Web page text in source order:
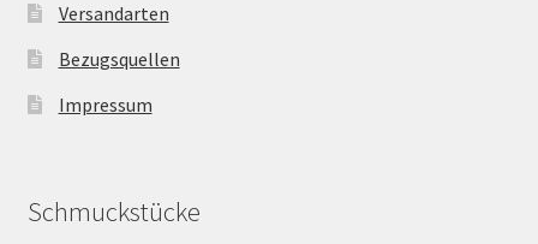
Versandarten
Bezugsquellen
Impressum
Schmuckstücke